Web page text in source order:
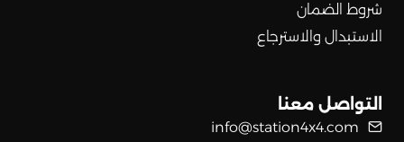
شروط الضمان
الاستبدال والاسترجاع
التواصل معنا
info@station4x4.com